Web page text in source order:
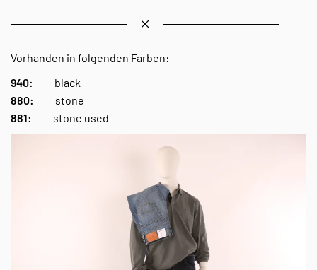
Vorhanden in folgenden Farben:
940:
black
880:
stone
881:
stone used